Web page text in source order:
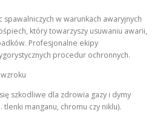
w warunkach awaryjnych
który towarzyszy usuwaniu awarii,
Profesjonalne ekipy
procedur ochronnych.
szkodliwe dla zdrowia gazy i dymy
manganu, chromu czy niklu).